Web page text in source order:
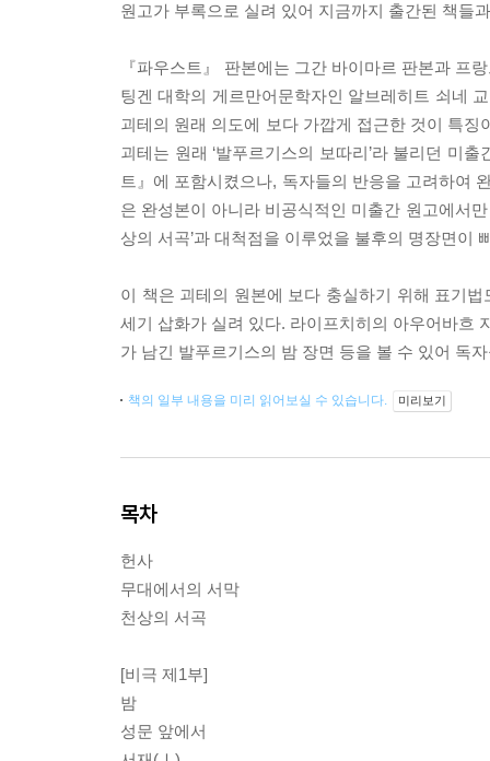
원고가 부록으로 실려 있어 지금까지 출간된 책들
『파우스트』 판본에는 그간 바이마르 판본과 프
팅겐 대학의 게르만어문학자인 알브레히트 쇠네
괴테의 원래 의도에 보다 가깝게 접근한 것이 특징
괴테는 원래 ‘발푸르기스의 보따리’라 불리던 미
트』에 포함시켰으나, 독자들의 반응을 고려하여
은 완성본이 아니라 비공식적인 미출간 원고에서
상의 서곡’과 대척점을 이루었을 불후의 명장면이
이 책은 괴테의 원본에 보다 충실하기 위해 표기
세기 삽화가 실려 있다. 라이프치히의 아우어바흐
가 남긴 발푸르기스의 밤 장면 등을 볼 수 있어 독
책의 일부 내용을 미리 읽어보실 수 있습니다. 미리보기
목차
헌사
무대에서의 서막
천상의 서곡
[비극 제1부]
밤
성문 앞에서